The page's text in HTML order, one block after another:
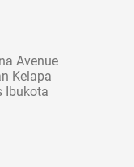
Avenue
Kelapa
Ibukota